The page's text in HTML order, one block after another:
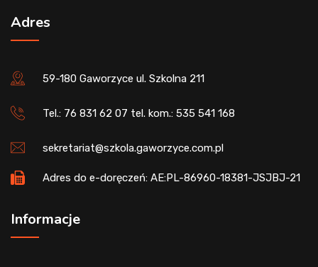
Adres
59-180 Gaworzyce ul. Szkolna 211
Tel.: 76 831 62 07 tel. kom.: 535 541 168
sekretariat@szkola.gaworzyce.com.pl
Adres do e-doręczeń: AE:PL-86960-18381-JSJBJ-21
Informacje